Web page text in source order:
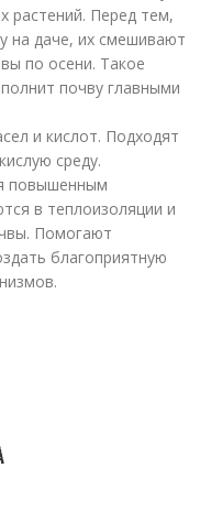
растений. Перед тем,
на даче, их смешивают
по осени. Такое
почву главными
и кислот. Подходят
среду.
повышенным
в теплоизоляции и
Помогают
благоприятную